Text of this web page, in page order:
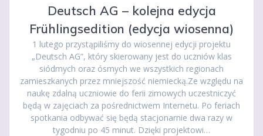
Deutsch AG – kolejna edycja
Frühlingsedition (edycja wiosenna)
1 lutego przystąpiliśmy do wiosennej edycji projektu
„Deutsch AG”, który skierowany jest do uczniów klas
siódmych oraz ósmych we wszystkich regionach
zamieszkanych przez mniejszość niemiecką.Ze względu na
naukę zdalną uczniowie do ferii zimowych uczestniczyć
będą w zajęciach za pośrednictwem Internetu. Po feriach
spotkania odbywać się będą stacjonarnie dwa razy w
tygodniu po 45 minut. Dzięki projektowi…